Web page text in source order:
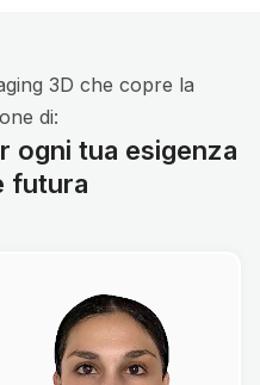
3D che copre la
di:
ogni tua esigenza
futura